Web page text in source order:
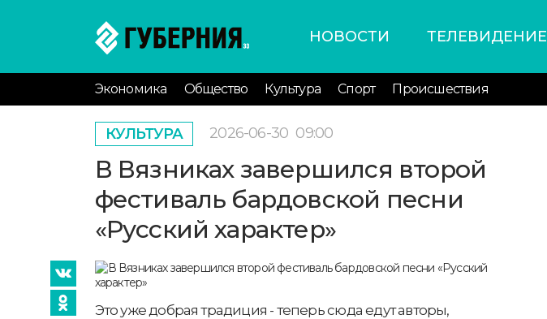
НОВОСТИ ТЕЛЕВИДЕНИЕ
Экономика Общество Культура Спорт Происшествия
КУЛЬТУРА 2026-06-30 09:00
В Вязниках завершился второй
фестиваль бардовской песни
«Русский характер»
Это уже добрая традиция - теперь сюда едут авторы,